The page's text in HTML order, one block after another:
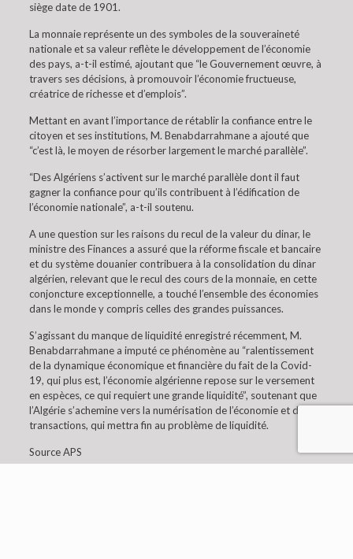
siège date de 1901.
La monnaie représente un des symboles de la souveraineté
nationale et sa valeur reflète le développement de l’économie
des pays, a-t-il estimé, ajoutant que “le Gouvernement œuvre, à
travers ses décisions, à promouvoir l’économie fructueuse,
créatrice de richesse et d’emplois”.
Mettant en avant l’importance de rétablir la confiance entre le
citoyen et ses institutions, M. Benabdarrahmane a ajouté que
“c’est là, le moyen de résorber largement le marché parallèle”.
“Des Algériens s’activent sur le marché parallèle dont il faut
gagner la confiance pour qu’ils contribuent à l’édification de
l’économie nationale”, a-t-il soutenu.
A une question sur les raisons du recul de la valeur du dinar, le
ministre des Finances a assuré que la réforme fiscale et bancaire
et du système douanier contribuera à la consolidation du dinar
algérien, relevant que le recul des cours de la monnaie, en cette
conjoncture exceptionnelle, a touché l’ensemble des économies
dans le monde y compris celles des grandes puissances.
S’agissant du manque de liquidité enregistré récemment, M.
Benabdarrahmane a imputé ce phénomène au “ralentissement
de la dynamique économique et financière du fait de la Covid-
19, qui plus est, l’économie algérienne repose sur le versement
en espèces, ce qui requiert une grande liquidité”, soutenant que
l’Algérie s’achemine vers la numérisation de l’économie et des
transactions, qui mettra fin au problème de liquidité.
Source APS